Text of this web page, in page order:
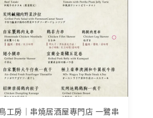
工房｜串燒居酒屋專門店 一鷺串